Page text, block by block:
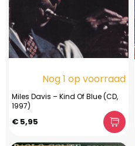
Nog 1 op voorraad
Miles Davis – Kind Of Blue (CD,
1997)
€ 5,95